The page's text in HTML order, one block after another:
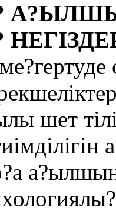
шет
а?ылшын